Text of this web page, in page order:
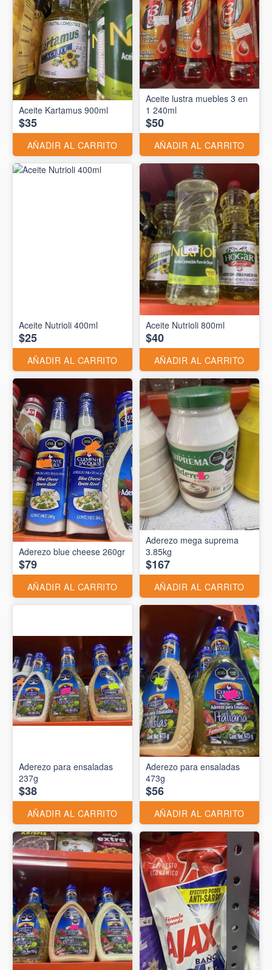
Aceite Kartamus 900ml
$35
AÑADIR AL CARRITO
Aceite lustra muebles 3 en
1 240ml
$50
AÑADIR AL CARRITO
Aceite Nutrioli 400ml
$25
AÑADIR AL CARRITO
Aceite Nutrioli 800ml
$40
AÑADIR AL CARRITO
Aderezo blue cheese 260gr
$79
AÑADIR AL CARRITO
Aderezo mega suprema
3.85kg
$167
AÑADIR AL CARRITO
Aderezo para ensaladas
237g
$38
AÑADIR AL CARRITO
Aderezo para ensaladas
473g
$56
AÑADIR AL CARRITO